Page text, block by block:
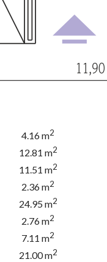
4.16 m2
12.81 m2
11.51 m2
2.36 m2
24.95 m2
2.76 m2
7.11 m2
21.00 m2